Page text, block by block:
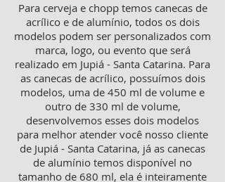
Para cerveja e chopp temos canecas de
acrílico e de alumínio, todos os dois
modelos podem ser personalizados com
marca, logo, ou evento que será
realizado em Jupiá - Santa Catarina. Para
as canecas de acrílico, possuímos dois
modelos, uma de 450 ml de volume e
outro de 330 ml de volume,
desenvolvemos esses dois modelos
para melhor atender você nosso cliente
de Jupiá - Santa Catarina, já as canecas
de alumínio temos disponível no
tamanho de 680 ml, ela é inteiramente